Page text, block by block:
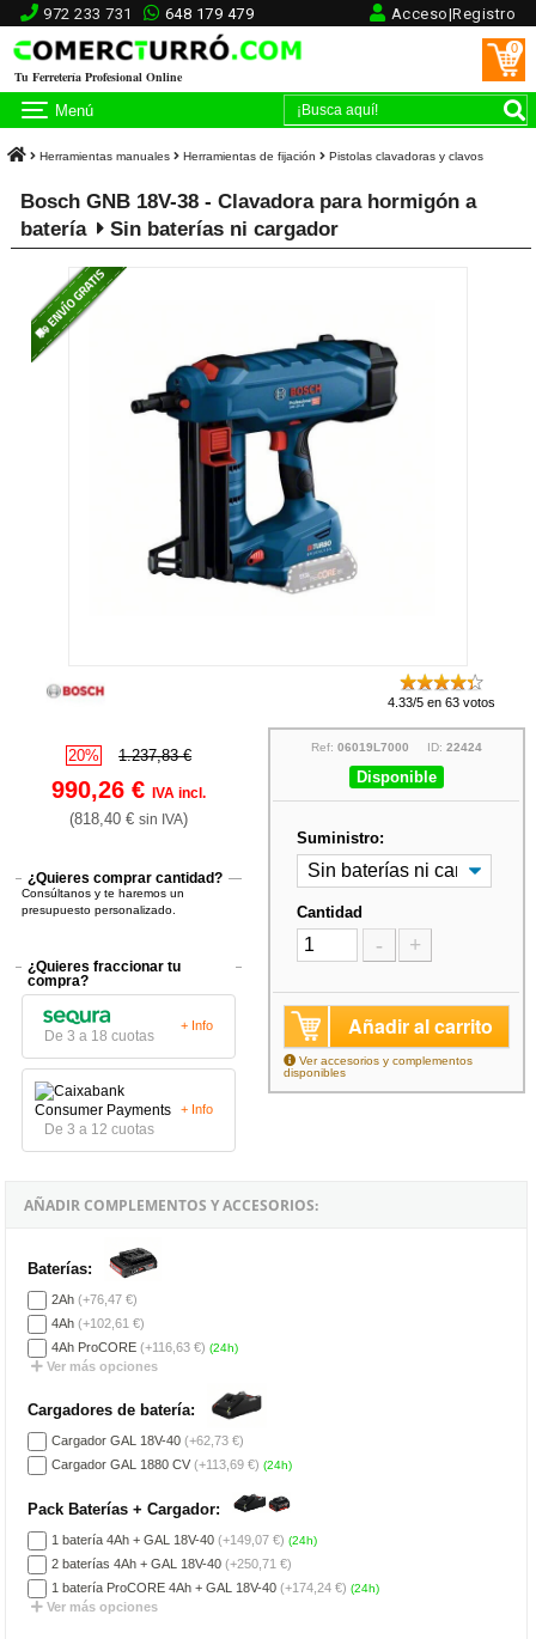
972 233 731 648 179 479 Acceso|Registro
Tu Ferretería Profesional Online
0
Menú
Herramientas manuales Herramientas de fijación Pistolas clavadoras y clavos
Bosch GNB 18V-38 - Clavadora para hormigón a
batería
Sin baterías ni cargador
4.33/5 en 63 votos
20% 1.237,83 €
990,26 €IVA incl.
(818,40 €sin IVA)
¿Quieres comprar cantidad?
Consúltanos y te haremos un
presupuesto personalizado.
¿Quieres fraccionar tu
compra?
De 3 a 18 cuotas
+ Info
De 3 a 12 cuotas
+ Info
Ref: 06019L7000 ID: 22424
Disponible
Suministro:
Cantidad
- +
Añadir al carrito
Ver accesorios y complementos
disponibles
AÑADIR COMPLEMENTOS Y ACCESORIOS:
Baterías:
2Ah (+76,47 €)
4Ah (+102,61 €)
4Ah ProCORE (+116,63 €) (24h)
Ver más opciones
Cargadores de batería:
Cargador GAL 18V-40 (+62,73 €)
Cargador GAL 1880 CV (+113,69 €) (24h)
Pack Baterías + Cargador:
1 batería 4Ah + GAL 18V-40 (+149,07 €) (24h)
2 baterías 4Ah + GAL 18V-40 (+250,71 €)
1 batería ProCORE 4Ah + GAL 18V-40 (+174,24 €) (24h)
Ver más opciones